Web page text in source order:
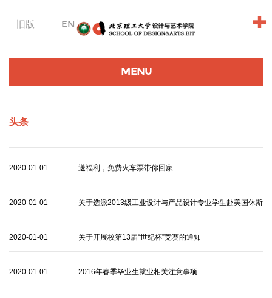
旧版 EN +
MENU
头条
2020-01-01 送福利，免费火车票带你回家
2020-01-01 关于选派2013级工业设计与产品设计专业学生赴美国休斯
2020-01-01 关于开展校第13届“世纪杯”竞赛的通知
2020-01-01 2016年春季毕业生就业相关注意事项